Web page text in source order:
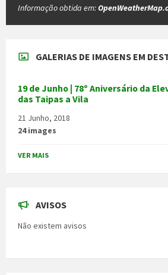
Informação obtida em:
GALERIAS DE IMAGENS EM
19 de Junho | 78º Aniversário da
das Taipas a Vila
21 Junho, 2018
24 images
VER MAIS
AVISOS
Não existem avisos